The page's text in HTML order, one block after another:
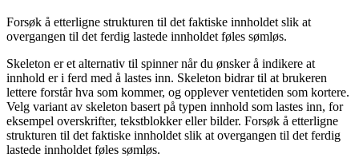
Forsøk å etterligne strukturen til det faktiske innholdet slik at
overgangen til det ferdig lastede innholdet føles sømløs.
Skeleton er et alternativ til spinner når du ønsker å indikere at
innhold er i ferd med å lastes inn. Skeleton bidrar til at brukeren
lettere forstår hva som kommer, og opplever ventetiden som kortere.
Velg variant av skeleton basert på typen innhold som lastes inn, for
eksempel overskrifter, tekstblokker eller bilder. Forsøk å etterligne
strukturen til det faktiske innholdet slik at overgangen til det ferdig
lastede innholdet føles sømløs.